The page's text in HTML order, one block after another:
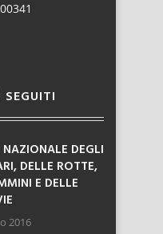
DEGLI
DELLE ROTTE,
E DELLE
2016